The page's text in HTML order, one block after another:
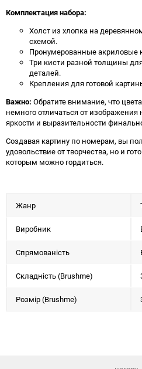
Комплектация набора:
Холст из хлопка на
схемой.
Пронумерованные акриловые
Три кисти разной толщины
деталей.
Крепления для готовой
Важно: Обратите внимание, что
немного отличаться от изображения
яркости и выразительности
Создавая картину по номерам, вы
удовольствие от творчества, но и
которым можно гордиться.
Жанр
Виробник
Спрямованість
Складність (Brushme)
Розмір (Brushme)